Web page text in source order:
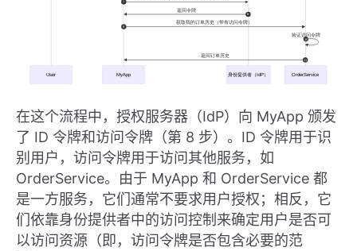
在这个流程中，授权服务器（IdP）向 MyApp 颁发
了 ID 令牌和访问令牌（第 8 步）。ID 令牌用于识
别用户，访问令牌用于访问其他服务，如
OrderService。由于 MyApp 和 OrderService 都
是一方服务，它们通常不要求用户授权；相反，它
们依靠身份提供者中的访问控制来确定用户是否可
以访问资源（即，访问令牌是否包含必要的范